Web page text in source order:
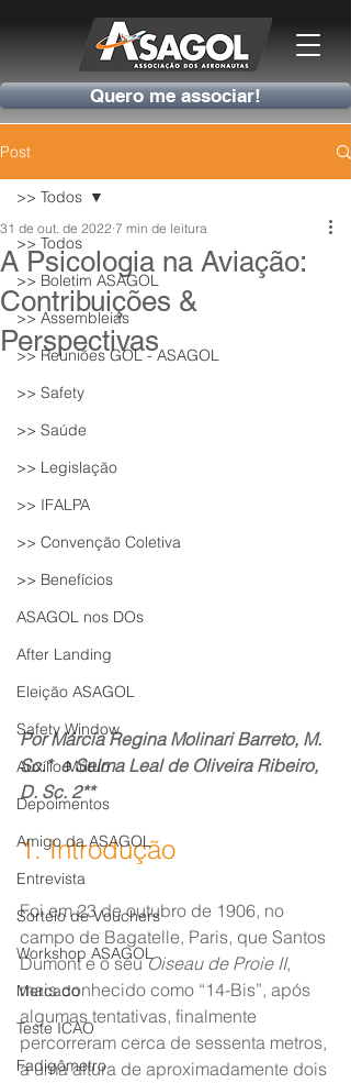
Quero me associar!
Post
>> Todos
>> Boletim ASAGOL
>> Assembleias
>> Reuniões GOL - ASAGOL
>> Safety
>> Saúde
>> Legislação
>> IFALPA
>> Convenção Coletiva
>> Benefícios
ASAGOL nos DOs
After Landing
Eleição ASAGOL
Safety Window
Auxílio Mútuo
Depoimentos
Amigo da ASAGOL
Entrevista
Sorteio de Vouchers
Workshop ASAGOL
Mercado
Teste ICAO
Fadigômetro
>> Todos
A Psicologia na Aviação:
Contribuições &
Perspectivas
31 de out. de 2022 7 min de leitura
Por Márcia Regina Molinari Barreto, M.
Sc.*  e Selma Leal de Oliveira Ribeiro,
D. Sc. 2**
1. Introdução
Foi em 23 de outubro de 1906, no
campo de Bagatelle, Paris, que Santos
Dumont e o seu Oiseau de Proie II,
mais conhecido como “14-Bis”, após
algumas tentativas, finalmente
percorreram cerca de sessenta metros,
a uma altura de aproximadamente dois